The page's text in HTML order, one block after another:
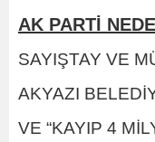
AK PARTİ
SAYIŞTAY VE
AKYAZI
VE “KAYIP 4